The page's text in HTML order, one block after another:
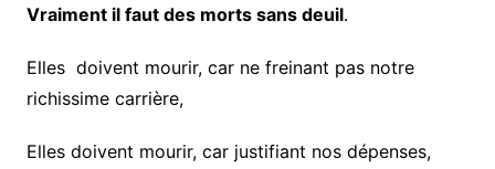
Vraiment il faut des morts sans deuil.
Elles doivent mourir, car ne freinant pas notre
richissime carrière,
Elles doivent mourir, car justifiant nos dépenses,